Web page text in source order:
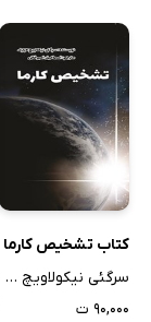
کتاب تشخیص کارما
سرگئی نیکولاویچ لازارف
۹۰,۰۰۰ ت